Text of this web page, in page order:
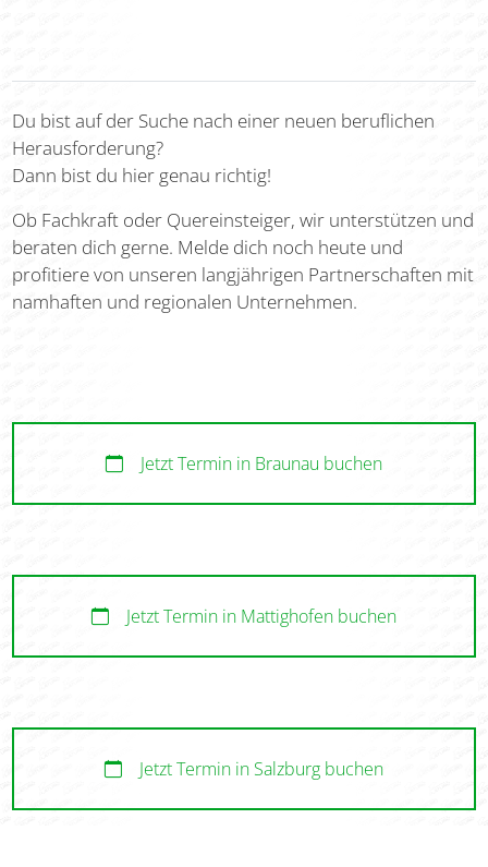
Du bist auf der Suche nach einer neuen beruflichen
Herausforderung?
Dann bist du hier genau richtig!
Ob Fachkraft oder Quereinsteiger, wir unterstützen und
beraten dich gerne. Melde dich noch heute und
profitiere von unseren langjährigen Partnerschaften mit
namhaften und regionalen Unternehmen.
Jetzt Termin in Braunau buchen
Jetzt Termin in Mattighofen buchen
Jetzt Termin in Salzburg buchen